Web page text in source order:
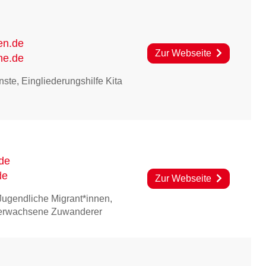
, Eingliederungshilfe Kita
Zur Webseite
Migrant*innen,
Zuwanderer
Zur Webseite